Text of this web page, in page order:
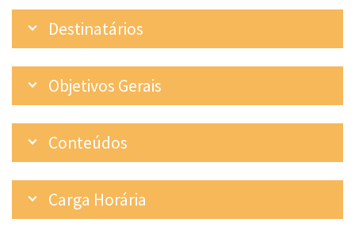
Destinatários
Objetivos Gerais
Conteúdos
Carga Horária